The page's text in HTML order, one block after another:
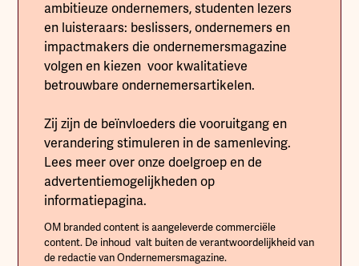
ambitieuze ondernemers, studenten lezers
en luisteraars: beslissers, ondernemers en
impactmakers die ondernemersmagazine
volgen en kiezen voor kwalitatieve
betrouwbare ondernemersartikelen.
Zij zijn de beïnvloeders die vooruitgang en
verandering stimuleren in de samenleving.
Lees meer over onze doelgroep en de
advertentiemogelijkheden op
informatiepagina.
OM branded content is aangeleverde commerciële
content. De inhoud valt buiten de verantwoordelijkheid van
de redactie van Ondernemersmagazine.